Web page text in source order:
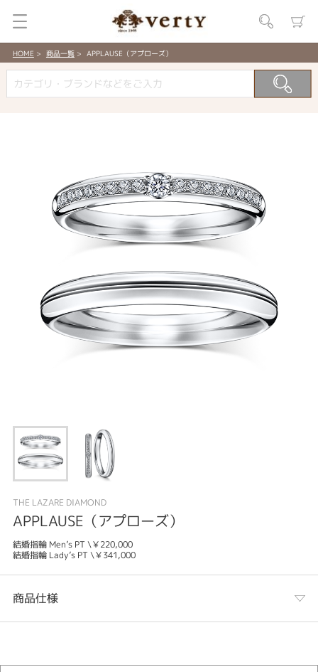
HOME 商品一覧 APPLAUSE（アプローズ）
THE LAZARE DIAMOND
APPLAUSE（アプローズ）
結婚指輪 Men’s PT \￥220,000
結婚指輪 Lady’s PT \￥341,000
商品仕様
結婚指輪